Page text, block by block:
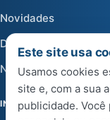
Novidades
Dicas
Notícias
INSTITUCIONAL
Este site usa
Usamos cookies
site e, com a sua
publicidade. Você